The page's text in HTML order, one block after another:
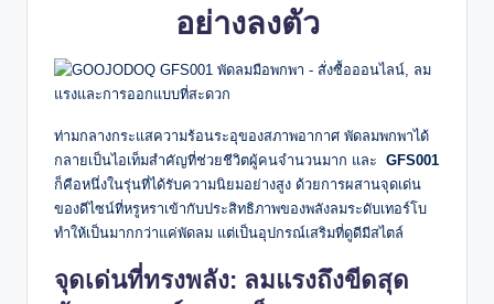
อย่างลงตัว
ท่ามกลางกระแสความร้อนระอุของสภาพอากาศ พัดลมพกพาได้
กลายเป็นไอเท็มสำคัญที่ช่วยชีวิตผู้คนจำนวนมาก และ GFS001
ก็คือหนึ่งในรุ่นที่ได้รับความนิยมอย่างสูง ด้วยการผสานจุดเด่น
ของดีไซน์ที่หรูหราเข้ากับประสิทธิภาพของพลังลมระดับเทอร์โบ
ทำให้เป็นมากกว่าแค่พัดลม แต่เป็นอุปกรณ์เสริมที่ดูดีมีสไตล์
จุดเด่นที่ทรงพลัง: ลมแรงถึงขีดสุด